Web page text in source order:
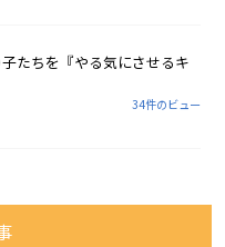
子たちを『やる気にさせるキ
34件のビュー